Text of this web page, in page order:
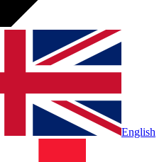
English